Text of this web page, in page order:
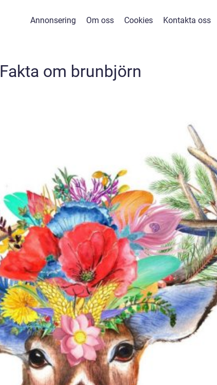
Annonsering Om oss Cookies Kontakta oss
Fakta om brunbjörn